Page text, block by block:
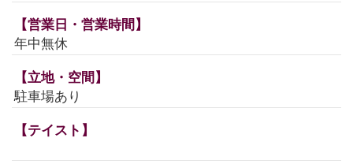
【営業日・営業時間】
年中無休
【立地・空間】
駐車場あり
【テイスト】